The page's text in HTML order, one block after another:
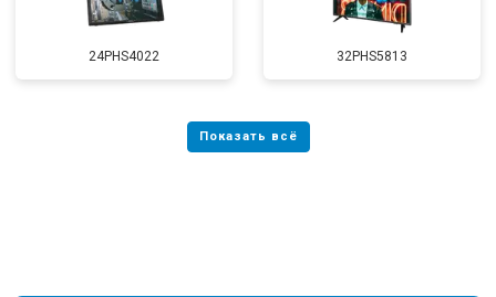
24PHS4022 32PHS5813